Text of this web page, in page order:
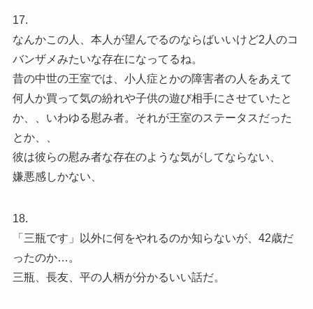
17.
なんかこの人、本人が望んでるのならばいいけど2人のコ
バンザメみたいな存在になってるね。
昔の中世の王室では、小人症とかの障害者の人をあえて
何人か買って気の紛れや子供の遊び相手にさせていたと
か、、いわゆる慰み者。それが王室のステータスだった
とか、、
彼は彼らの慰み者な存在のような気がしてならない、
嫌悪感しかない、
18.
「三瓶です」以外に何をやれるのか知らないが、42歳だ
ったのか…。
三瓶、長友、平の人柄が分かるいい話だ。